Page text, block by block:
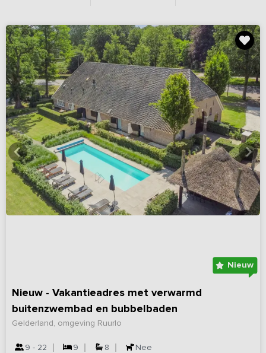
Nieuw
Nieuw - Vakantieadres met verwarmd
buitenzwembad en bubbelbaden
Gelderland, omgeving Ruurlo
9 - 22 9 8 Nee